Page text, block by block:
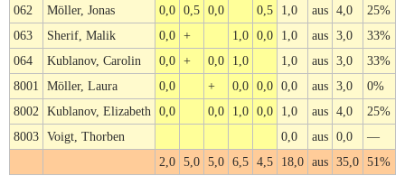
062
Möller, Jonas 0,0 0,5 0,0 0,5 1,0 aus 4,0
25%
063
Sherif, Malik 0,0 + 1,0 0,0 1,0 aus 3,0
33%
064
Kublanov, Carolin 0,0 + 0,0 1,0 1,0 aus 3,0
33%
8001
Möller, Laura 0,0 + 0,0 0,0 0,0 aus 3,0
0%
8002 Kublanov, Elizabeth 0,0 0,0 1,0 0,0 1,0 aus 4,0
25%
8003 Voigt, Thorben 0,0 aus 0,0
—
2,0 5,0 5,0 6,5 4,5 18,0 aus 35,0 51%